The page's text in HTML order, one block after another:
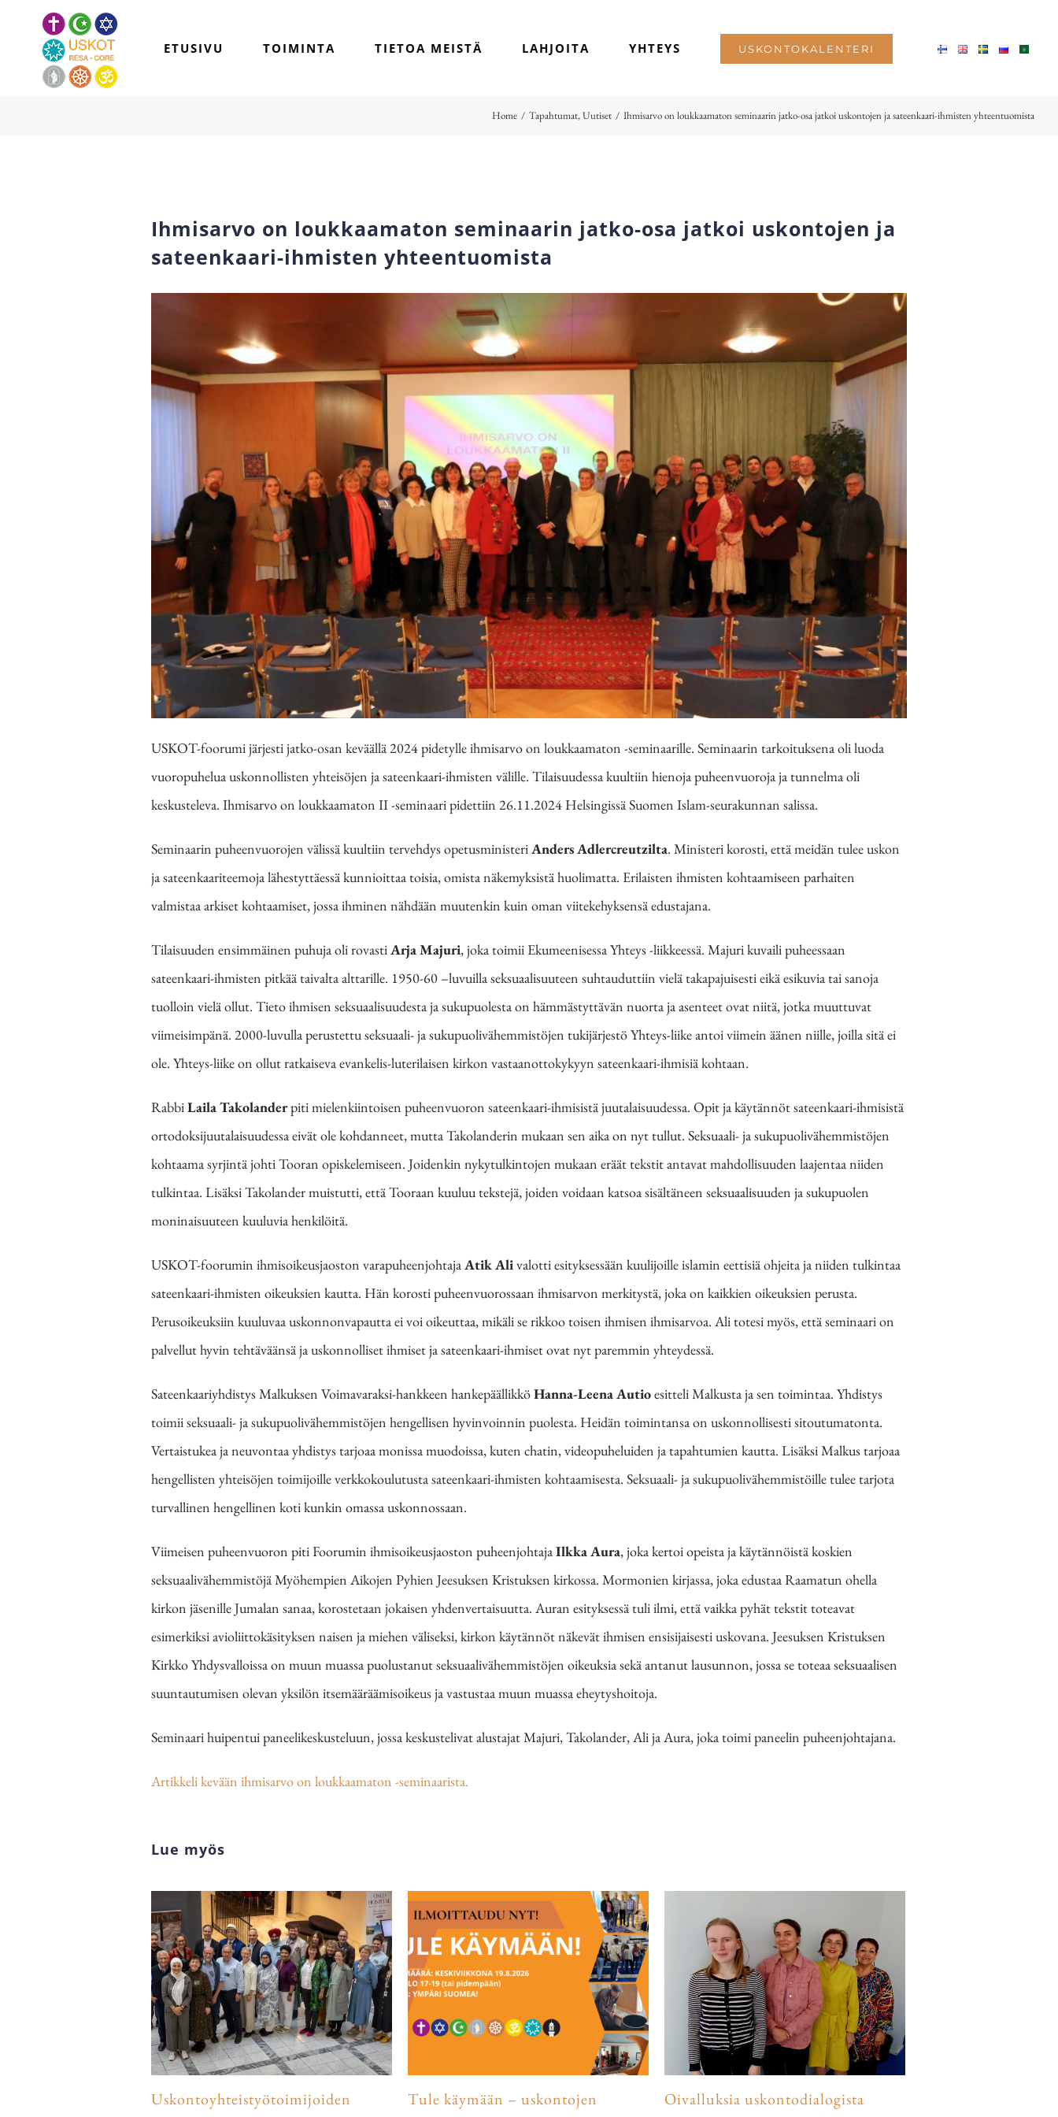
ETUSIVU TOIMINTA TIETOA MEISTÄ LAHJOITA YHTEYS USKONTOKALENTERI
Home / Tapahtumat,Uutiset / Ihmisarvo on loukkaamaton seminaarin jatko-osa jatkoi uskontojen ja sateenkaari-ihmisten yhteentuomista
Ihmisarvo on loukkaamaton seminaarin jatko-osa jatkoi uskontojen ja
sateenkaari-ihmisten yhteentuomista
USKOT-foorumi järjesti jatko-osan keväällä 2024 pidetylle ihmisarvo on loukkaamaton -seminaarille. Seminaarin tarkoituksena oli luoda
vuoropuhelua uskonnollisten yhteisöjen ja sateenkaari-ihmisten välille. Tilaisuudessa kuultiin hienoja puheenvuoroja ja tunnelma oli
keskusteleva. Ihmisarvo on loukkaamaton II -seminaari pidettiin 26.11.2024 Helsingissä Suomen Islam-seurakunnan salissa.
Seminaarin puheenvuorojen välissä kuultiin tervehdys opetusministeriAnders Adlercreutzilta. Ministeri korosti, että meidän tulee uskon
ja sateenkaariteemoja lähestyttäessä kunnioittaa toisia, omista näkemyksistä huolimatta. Erilaisten ihmisten kohtaamiseen parhaiten
valmistaa arkiset kohtaamiset, jossa ihminen nähdään muutenkin kuin oman viitekehyksensä edustajana.
Tilaisuuden ensimmäinen puhuja oli rovastiArja Majuri, joka toimii Ekumeenisessa Yhteys -liikkeessä. Majuri kuvaili puheessaan
sateenkaari-ihmisten pitkää taivalta alttarille. 1950-60 –luvuilla seksuaalisuuteen suhtauduttiin vielä takapajuisesti eikä esikuvia tai sanoja
tuolloin vielä ollut. Tieto ihmisen seksuaalisuudesta ja sukupuolesta on hämmästyttävän nuorta ja asenteet ovat niitä, jotka muuttuvat
viimeisimpänä. 2000-luvulla perustettu seksuaali- ja sukupuolivähemmistöjen tukijärjestö Yhteys-liike antoi viimein äänen niille, joilla sitä ei
ole. Yhteys-liike on ollut ratkaiseva evankelis-luterilaisen kirkon vastaanottokykyyn sateenkaari-ihmisiä kohtaan.
RabbiLaila Takolanderpiti mielenkiintoisen puheenvuoron sateenkaari-ihmisistä juutalaisuudessa. Opit ja käytännöt sateenkaari-ihmisistä
ortodoksijuutalaisuudessa eivät ole kohdanneet, mutta Takolanderin mukaan sen aika on nyt tullut. Seksuaali- ja sukupuolivähemmistöjen
kohtaama syrjintä johti Tooran opiskelemiseen. Joidenkin nykytulkintojen mukaan eräät tekstit antavat mahdollisuuden laajentaa niiden
tulkintaa. Lisäksi Takolander muistutti, että Tooraan kuuluu tekstejä, joiden voidaan katsoa sisältäneen seksuaalisuuden ja sukupuolen
moninaisuuteen kuuluvia henkilöitä.
USKOT-foorumin ihmisoikeusjaoston varapuheenjohtajaAtik Alivalotti esityksessään kuulijoille islamin eettisiä ohjeita ja niiden tulkintaa
sateenkaari-ihmisten oikeuksien kautta. Hän korosti puheenvuorossaan ihmisarvon merkitystä, joka on kaikkien oikeuksien perusta.
Perusoikeuksiin kuuluvaa uskonnonvapautta ei voi oikeuttaa, mikäli se rikkoo toisen ihmisen ihmisarvoa. Ali totesi myös, että seminaari on
palvellut hyvin tehtäväänsä ja uskonnolliset ihmiset ja sateenkaari-ihmiset ovat nyt paremmin yhteydessä.
Sateenkaariyhdistys Malkuksen Voimavaraksi-hankkeen hankepäällikköHanna-Leena Autioesitteli Malkusta ja sen toimintaa. Yhdistys
toimii seksuaali- ja sukupuolivähemmistöjen hengellisen hyvinvoinnin puolesta. Heidän toimintansa on uskonnollisesti sitoutumatonta.
Vertaistukea ja neuvontaa yhdistys tarjoaa monissa muodoissa, kuten chatin, videopuheluiden ja tapahtumien kautta. Lisäksi Malkus tarjoaa
hengellisten yhteisöjen toimijoille verkkokoulutusta sateenkaari-ihmisten kohtaamisesta. Seksuaali- ja sukupuolivähemmistöille tulee tarjota
turvallinen hengellinen koti kunkin omassa uskonnossaan.
Viimeisen puheenvuoron piti Foorumin ihmisoikeusjaoston puheenjohtajaIlkka Aura, joka kertoi opeista ja käytännöistä koskien
seksuaalivähemmistöjä Myöhempien Aikojen Pyhien Jeesuksen Kristuksen kirkossa. Mormonien kirjassa, joka edustaa Raamatun ohella
kirkon jäsenille Jumalan sanaa, korostetaan jokaisen yhdenvertaisuutta. Auran esityksessä tuli ilmi, että vaikka pyhät tekstit toteavat
esimerkiksi avioliittokäsityksen naisen ja miehen väliseksi, kirkon käytännöt näkevät ihmisen ensisijaisesti uskovana. Jeesuksen Kristuksen
Kirkko Yhdysvalloissa on muun muassa puolustanut seksuaalivähemmistöjen oikeuksia sekä antanut lausunnon, jossa se toteaa seksuaalisen
suuntautumisen olevan yksilön itsemääräämisoikeus ja vastustaa muun muassa eheytyshoitoja.
Seminaari huipentui paneelikeskusteluun, jossa keskustelivat alustajat Majuri, Takolander, Ali ja Aura, joka toimi paneelin puheenjohtajana.
Artikkeli kevään ihmisarvo on loukkaamaton -seminaarista.
Lue myös
Uskontoyhteistyötoimijoiden
Tule käymään – uskontojen
Oivalluksia uskontodialogista